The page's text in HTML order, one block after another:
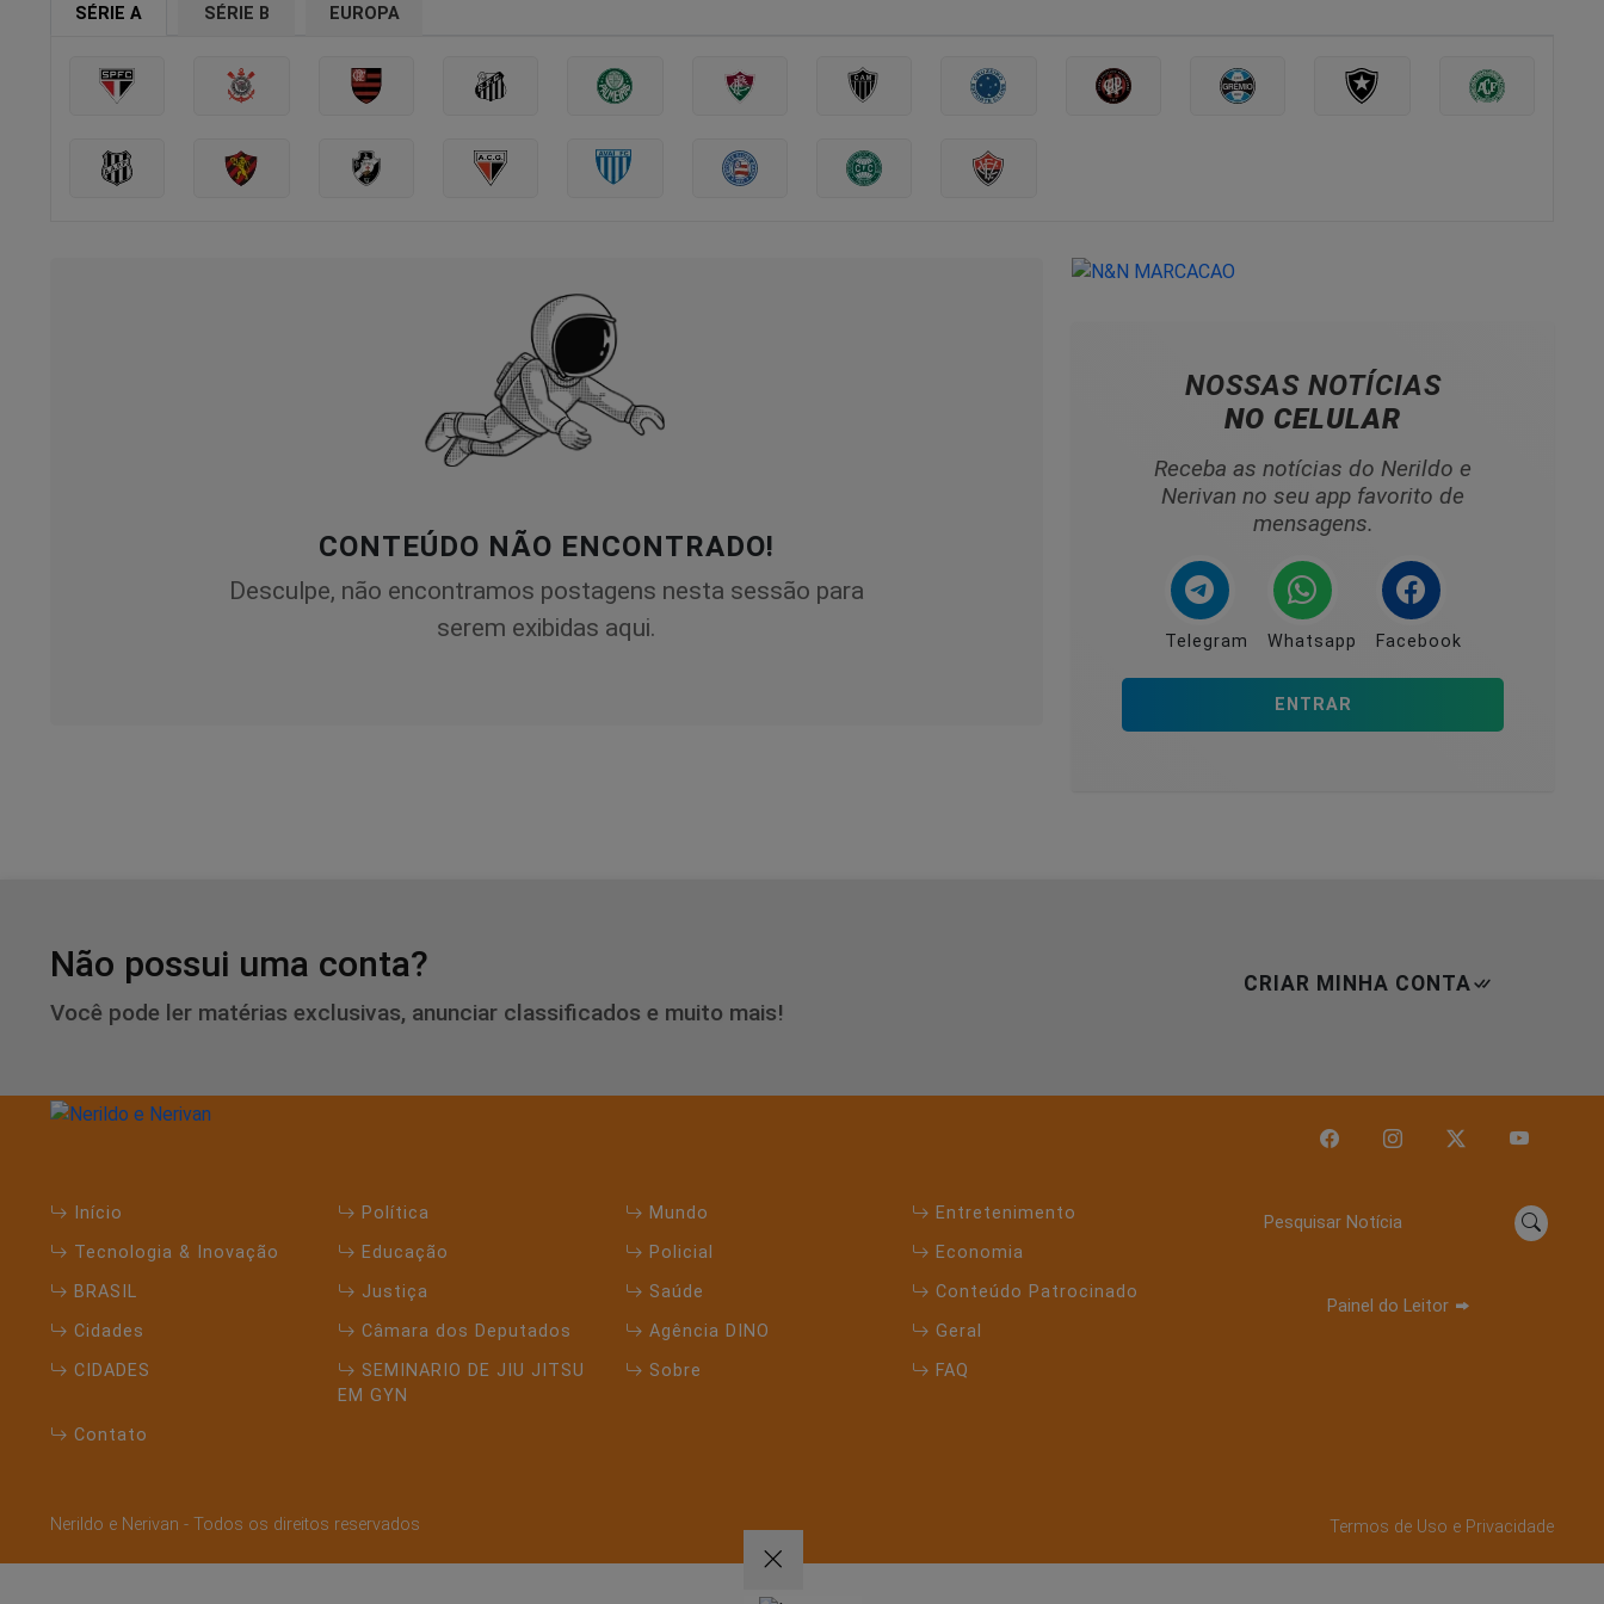
SÉRIE A SÉRIE B EUROPA
CONTEÚDO NÃO ENCONTRADO!
Desculpe, não encontramos postagens nesta sessão para
serem exibidas aqui.
NOSSAS NOTÍCIAS
NO CELULAR
Receba as notícias do Nerildo e
Nerivan no seu app favorito de
mensagens.
Telegram Whatsapp Facebook
ENTRAR
Não possui uma conta?
Você pode ler matérias exclusivas, anunciar classificados e muito mais!
CRIAR MINHA CONTA
Início Política Mundo
Entretenimento
Tecnologia & Inovação
Educação Policial
Economia
BRASIL
Justiça Saúde
Conteúdo Patrocinado
Cidades
Câmara dos Deputados Agência DINO
Geral
CIDADES
SEMINARIO DE JIU JITSU
EM GYN
Sobre FAQ
Contato
Pesquisar Notícia
Painel do Leitor
Nerildo e Nerivan - Todos os direitos reservados Termos de Uso e Privacidade
com nossos Termos de Uso e Privacidade.